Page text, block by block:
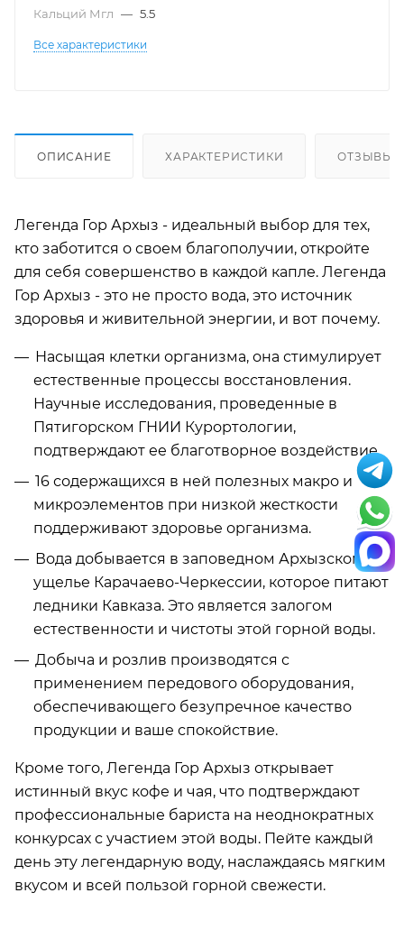
Кальций Мгл — 5.5
Все характеристики
ОПИСАНИЕ ХАРАКТЕРИСТИКИ ОТЗЫВЫ
Легенда Гор Архыз - идеальный выбор для тех,
кто заботится о своем благополучии, откройте
для себя совершенство в каждой капле. Легенда
Гор Архыз - это не просто вода, это источник
здоровья и живительной энергии, и вот почему.
Насыщая клетки организма, она стимулирует
естественные процессы восстановления.
Научные исследования, проведенные в
Пятигорском ГНИИ Курортологии,
подтверждают ее благотворное воздействие.
16 содержащихся в ней полезных макро и
микроэлементов при низкой жесткости
поддерживают здоровье организма.
Вода добывается в заповедном Архызском
ущелье Карачаево-Черкессии, которое питают
ледники Кавказа. Это является залогом
естественности и чистоты этой горной воды.
Добыча и розлив производятся с
применением передового оборудования,
обеспечивающего безупречное качество
продукции и ваше спокойствие.
Кроме того, Легенда Гор Архыз открывает
истинный вкус кофе и чая, что подтверждают
профессиональные бариста на неоднократных
конкурсах с участием этой воды. Пейте каждый
день эту легендарную воду, наслаждаясь мягким
вкусом и всей пользой горной свежести.